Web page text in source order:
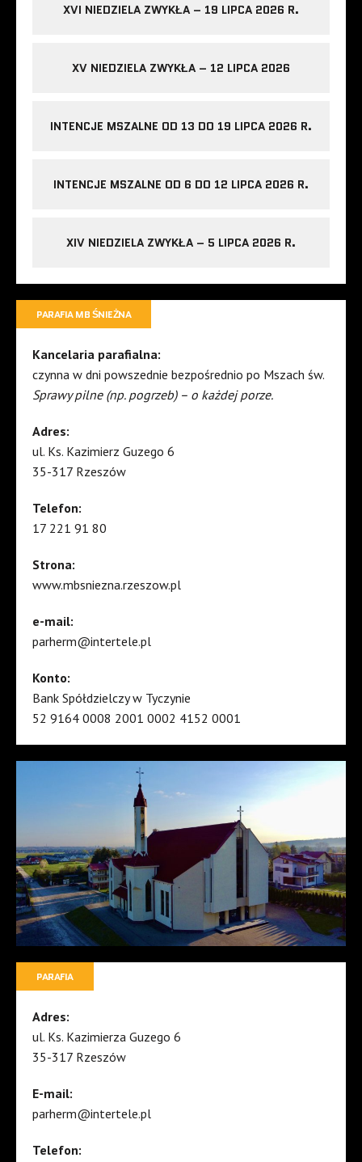
XVI NIEDZIELA ZWYKŁA – 19 LIPCA 2026 R.
XV NIEDZIELA ZWYKŁA – 12 LIPCA 2026
INTENCJE MSZALNE OD 13 DO 19 LIPCA 2026 R.
INTENCJE MSZALNE OD 6 DO 12 LIPCA 2026 R.
XIV NIEDZIELA ZWYKŁA – 5 LIPCA 2026 R.
PARAFIA MB ŚNIEŻNA
Kancelaria parafialna:
czynna w dni powszednie bezpośrednio po Mszach św.
Sprawy pilne (np. pogrzeb) – o każdej porze.
Adres:
ul. Ks. Kazimierz Guzego 6
35-317 Rzeszów
Telefon:
17 221 91 80
Strona:
www.mbsniezna.rzeszow.pl
e-mail:
parherm@intertele.pl
Konto:
Bank Spółdzielczy w Tyczynie
52 9164 0008 2001 0002 4152 0001
PARAFIA
Adres:
ul. Ks. Kazimierza Guzego 6
35-317 Rzeszów
E-mail:
parherm@intertele.pl
Telefon: